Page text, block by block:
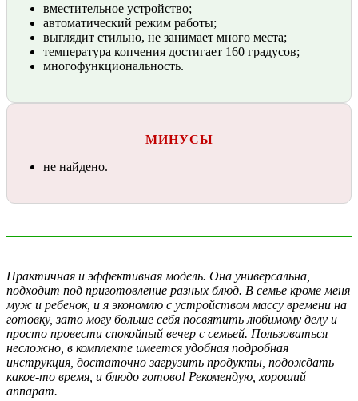
вместительное устройство;
автоматический режим работы;
выглядит стильно, не занимает много места;
температура копчения достигает 160 градусов;
многофункциональность.
МИНУСЫ
не найдено.
Практичная и эффективная модель. Она универсальна,
подходит под приготовление разных блюд. В семье кроме меня
муж и ребенок, и я экономлю с устройством массу времени на
готовку, зато могу больше себя посвятить любимому делу и
просто провести спокойный вечер с семьей. Пользоваться
несложно, в комплекте имеется удобная подробная
инструкция, достаточно загрузить продукты, подождать
какое-то время, и блюдо готово! Рекомендую, хороший
аппарат.